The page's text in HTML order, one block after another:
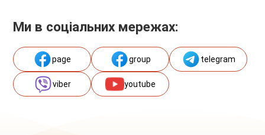
Ми в соціальних мережах:
page group telegram
viber youtube